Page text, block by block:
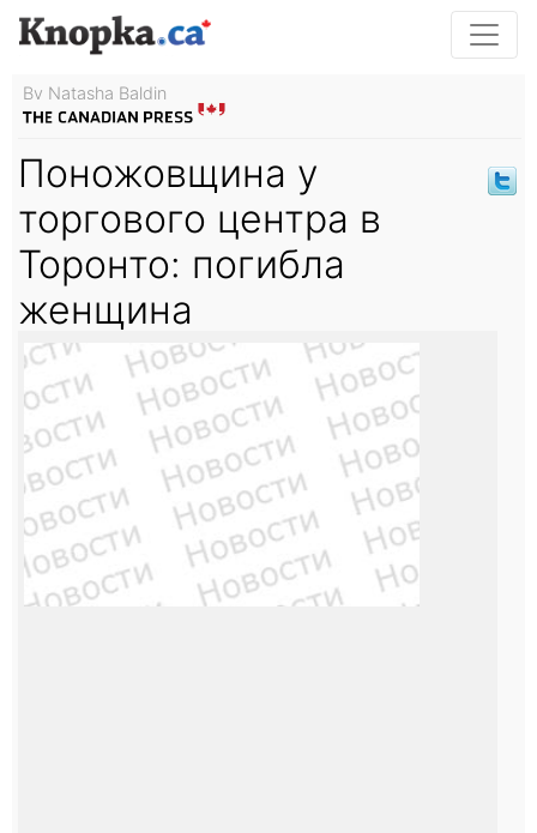
By Natasha Baldin
Поножовщина у
торгового центра в
Торонто: погибла
женщина